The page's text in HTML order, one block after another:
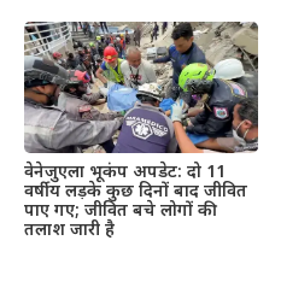
वेनेजुएला भूकंप अपडेट: दो 11
वर्षीय लड़के कुछ दिनों बाद जीवित
पाए गए; जीवित बचे लोगों की
तलाश जारी है